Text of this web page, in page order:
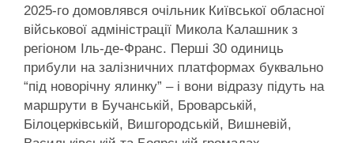
2025-го домовлявся очільник Київської обласної
військової адміністрації Микола Калашник з
регіоном Іль-де-Франс. Перші 30 одиниць
прибули на залізничних платформах буквально
“під новорічну ялинку” – і вони відразу підуть на
маршрути в Бучанській, Броварській,
Білоцерківській, Вишгородській, Вишневій,